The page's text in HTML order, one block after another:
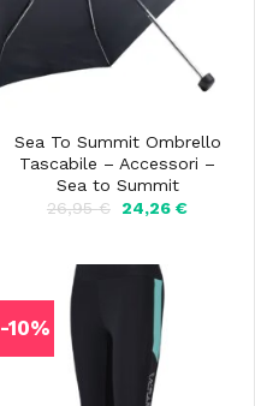
Sea To Summit Ombrello
Tascabile – Accessori –
Sea to Summit
26,95€
Il
26,95 €.
24,26€Il
-10%